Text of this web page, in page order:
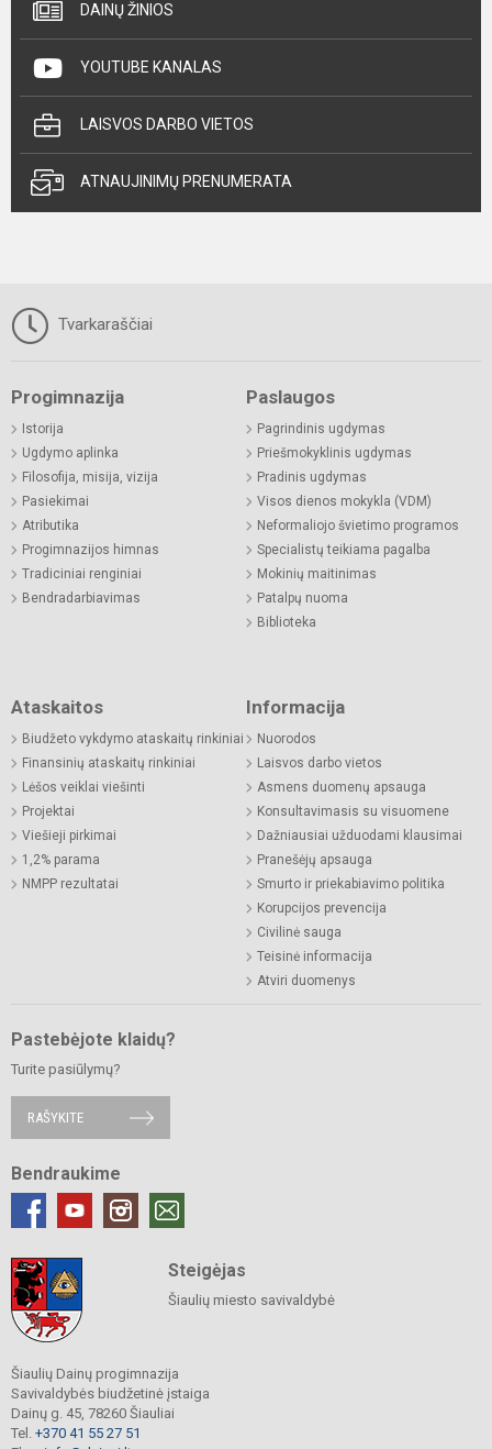
DAINŲ ŽINIOS
YOUTUBE KANALAS
LAISVOS DARBO VIETOS
ATNAUJINIMŲ PRENUMERATA
Tvarkaraščiai
Progimnazija
Istorija
Ugdymo aplinka
Filosofija, misija, vizija
Pasiekimai
Atributika
Progimnazijos himnas
Tradiciniai renginiai
Bendradarbiavimas
Paslaugos
Pagrindinis ugdymas
Priešmokyklinis ugdymas
Pradinis ugdymas
Visos dienos mokykla (VDM)
Neformaliojo švietimo programos
Specialistų teikiama pagalba
Mokinių maitinimas
Patalpų nuoma
Biblioteka
Ataskaitos
Biudžeto vykdymo ataskaitų rinkiniai
Finansinių ataskaitų rinkiniai
Lėšos veiklai viešinti
Projektai
Viešieji pirkimai
1,2% parama
NMPP rezultatai
Informacija
Nuorodos
Laisvos darbo vietos
Asmens duomenų apsauga
Konsultavimasis su visuomene
Dažniausiai užduodami klausimai
Pranešėjų apsauga
Smurto ir priekabiavimo politika
Korupcijos prevencija
Civilinė sauga
Teisinė informacija
Atviri duomenys
Pastebėjote klaidų?
Turite pasiūlymų?
RAŠYKITE
Bendraukime
Steigėjas
Šiaulių miesto savivaldybė
Šiaulių Dainų progimnazija
Savivaldybės biudžetinė įstaiga
Dainų g. 45, 78260 Šiauliai
Tel. +370 41 55 27 51